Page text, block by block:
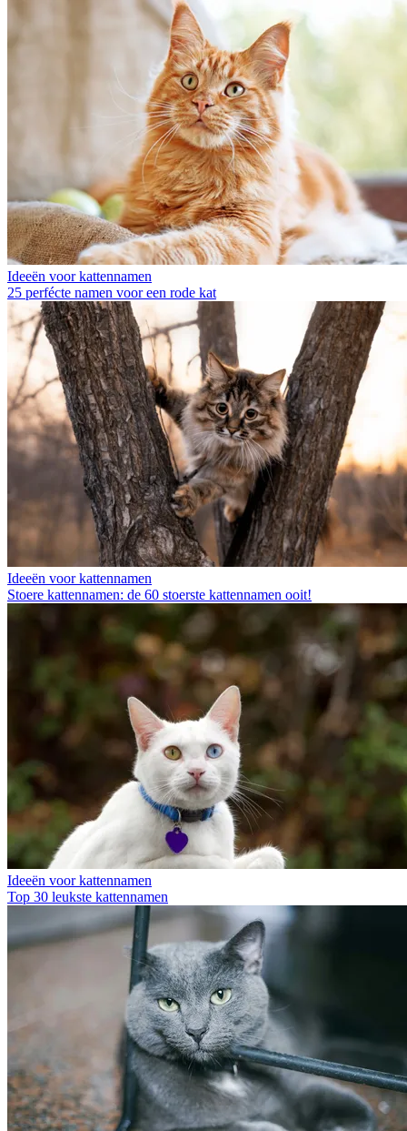
Ideeën voor kattennamen
25 perfécte namen voor een rode kat
Ideeën voor kattennamen
Stoere kattennamen: de 60 stoerste kattennamen ooit!
Ideeën voor kattennamen
Top 30 leukste kattennamen